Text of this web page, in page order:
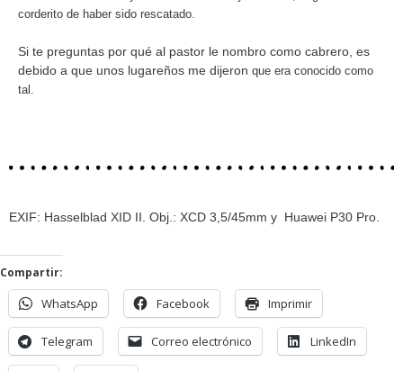
corderito de haber sido rescatado.
Si te preguntas por qué al pastor le nombro como cabrero, es
debido a que unos lugareños me dijeron que era conocido como
tal.
EXIF: Hasselblad XID II. Obj.: XCD 3,5/45mm y Huawei P30 Pro.
Compartir:
WhatsApp Facebook Imprimir
Telegram Correo electrónico LinkedIn